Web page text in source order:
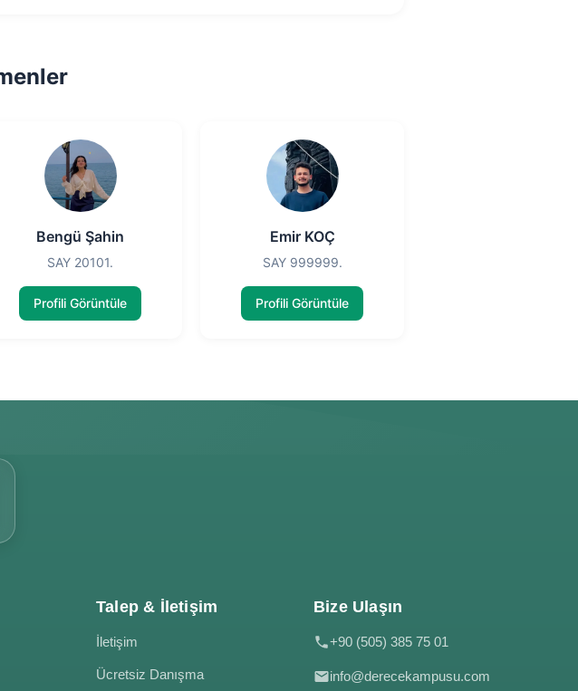
Bengü Şahin
SAY 20101.
Profili Görüntüle
Emir KOÇ
SAY 999999.
Profili Görüntüle
Talep & İletişim
İletişim
Ücretsiz Danışma
Bize Ulaşın
+90 (505) 385 75 01
info@derecekampusu.com